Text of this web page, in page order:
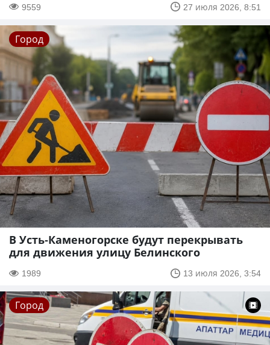
9559 27 июля 2026, 8:51
Город
В Усть-Каменогорске будут перекрывать
для движения улицу Белинского
1989 13 июля 2026, 3:54
Город